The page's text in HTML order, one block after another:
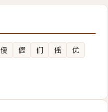
㑴 儮 们 傜
优